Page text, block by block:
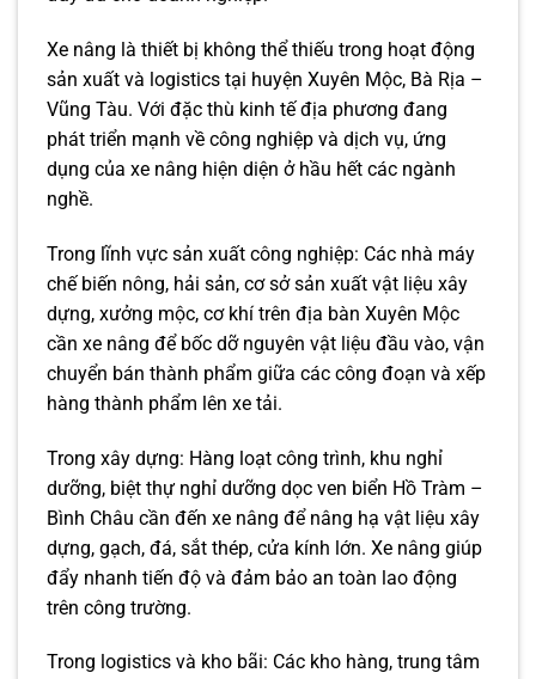
Xe nâng là thiết bị không thể thiếu trong hoạt động
sản xuất và logistics tại huyện Xuyên Mộc, Bà Rịa –
Vũng Tàu. Với đặc thù kinh tế địa phương đang
phát triển mạnh về công nghiệp và dịch vụ, ứng
dụng của xe nâng hiện diện ở hầu hết các ngành
nghề.
Trong lĩnh vực sản xuất công nghiệp: Các nhà máy
chế biến nông, hải sản, cơ sở sản xuất vật liệu xây
dựng, xưởng mộc, cơ khí trên địa bàn Xuyên Mộc
cần xe nâng để bốc dỡ nguyên vật liệu đầu vào, vận
chuyển bán thành phẩm giữa các công đoạn và xếp
hàng thành phẩm lên xe tải.
Trong xây dựng: Hàng loạt công trình, khu nghỉ
dưỡng, biệt thự nghỉ dưỡng dọc ven biển Hồ Tràm –
Bình Châu cần đến xe nâng để nâng hạ vật liệu xây
dựng, gạch, đá, sắt thép, cửa kính lớn. Xe nâng giúp
đẩy nhanh tiến độ và đảm bảo an toàn lao động
trên công trường.
Trong logistics và kho bãi: Các kho hàng, trung tâm